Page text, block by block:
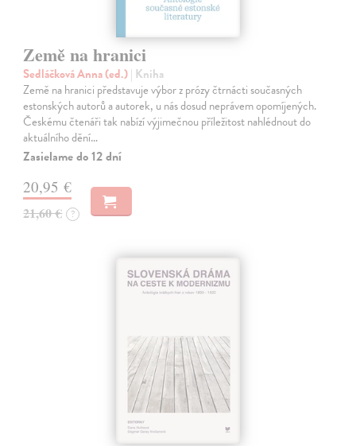
Země na hranici
Sedláčková Anna (ed.)| Kniha
Země na hranici představuje výbor z prózy čtrnácti současných
estonských autorů a autorek, u nás dosud neprávem opomíjených.
Českému čtenáři tak nabízí výjimečnou příležitost nahlédnout do
aktuálního dění…
Zasielame do 12 dní
20,95 €
21,60 € ?